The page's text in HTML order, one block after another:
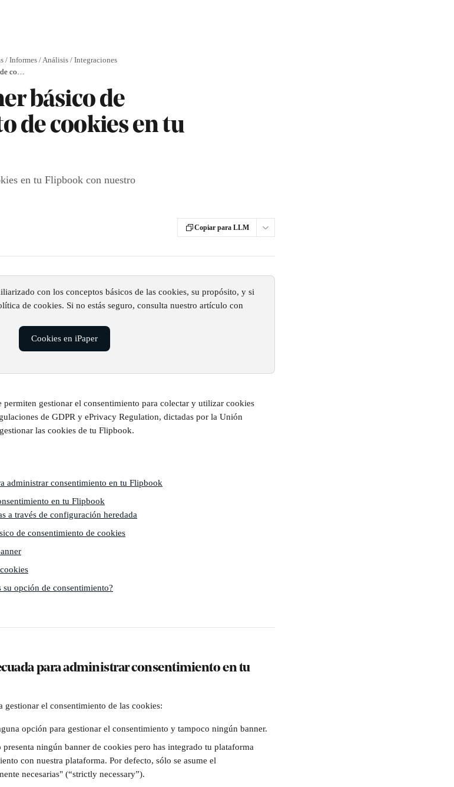
/ Informes / Análisis / Integraciones
Activa un banner básico de consentimiento de cookies en tu Flipbook
básico de
de cookies en tu
en tu Flipbook con nuestro
Copiar para LLM
con los conceptos básicos de las cookies, su propósito, y si
de cookies. Si no estás seguro, consulta nuestro artículo con
Cookies en iPaper
permiten gestionar el consentimiento para colectar y utilizar cookies
de GDPR y ePrivacy Regulation, dictadas por la Unión
las cookies de tu Flipbook.
administrar consentimiento en tu Flipbook
en tu Flipbook
a través de configuración heredada
de consentimiento de cookies
su opción de consentimiento?
para administrar consentimiento en tu
gestionar el consentimiento de las cookies:
opción para gestionar el consentimiento y tampoco ningún banner.
presenta ningún banner de cookies pero has integrado tu plataforma
con nuestra plataforma. Por defecto, sólo se asume el
necesarias" (“strictly necessary”).